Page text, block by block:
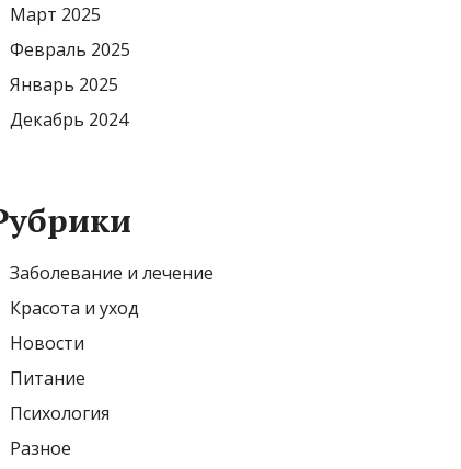
Март 2025
Февраль 2025
Январь 2025
Декабрь 2024
Заболевание и лечение
Красота и уход
Новости
Питание
Психология
Разное